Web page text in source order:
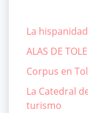
La
ALAS DE
Corpus en
La Catedral
turismo